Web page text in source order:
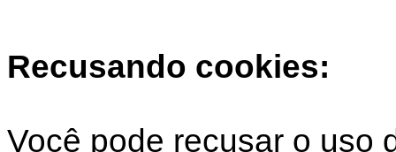
Recusando cookies:
Você pode recusar o uso